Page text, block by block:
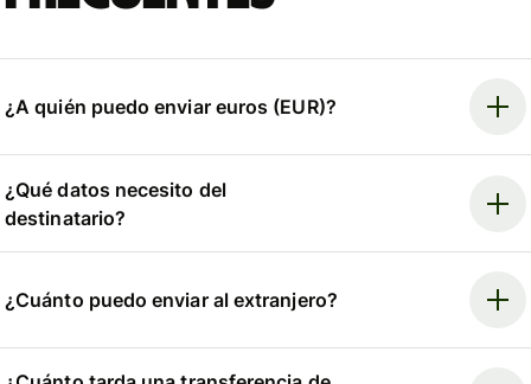
¿A quién puedo enviar euros (EUR)?
¿Qué datos necesito del
destinatario?
¿Cuánto puedo enviar al extranjero?